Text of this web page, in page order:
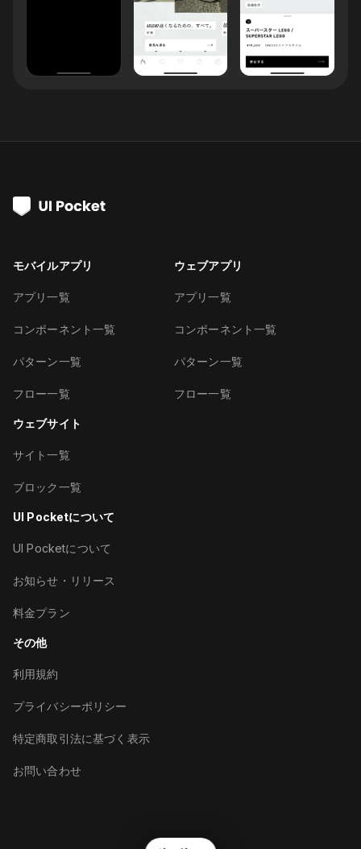
モバイルアプリ
アプリ一覧
コンポーネント一覧
パターン一覧
フロー一覧
ウェブアプリ
アプリ一覧
コンポーネント一覧
パターン一覧
フロー一覧
ウェブサイト
サイト一覧
ブロック一覧
UI Pocketについて
UI Pocketについて
お知らせ・リリース
料金プラン
その他
利用規約
プライバシーポリシー
特定商取引法に基づく表示
お問い合わせ